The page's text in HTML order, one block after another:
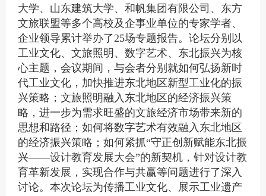
大学、山东建筑大学、和帆集团有限公司、东方
文旅联盟等多个高校及企事业单位的专家学者、
企业领导累计举办了25场专题报告。论坛分别以
工业文化、文旅照明、数字艺术、东北振兴为核
心主题，会议期间，与会者分别就如何弘扬新时
代工业文化，加快推进东北地区新型工业化的振
兴策略；文旅照明融入东北地区的经济振兴策
略，进一步为需求旺盛的文旅经济市场带来新的
思想和路径；如何将数字艺术有效融入东北地区
的经济振兴策略；如何紧抓“守正创新赋能东北振
兴——设计教育发展大会”的新契机，针对设计教
育革新发展，实现合作与共赢等问题进行了深入
讨论。本次论坛为传播工业文化、展示工业遗产